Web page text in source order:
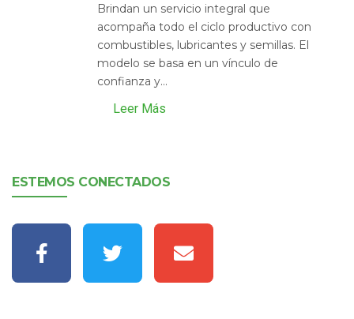
Brindan un servicio integral que
acompaña todo el ciclo productivo con
combustibles, lubricantes y semillas. El
modelo se basa en un vínculo de
confianza y...
Leer Más
ESTEMOS CONECTADOS